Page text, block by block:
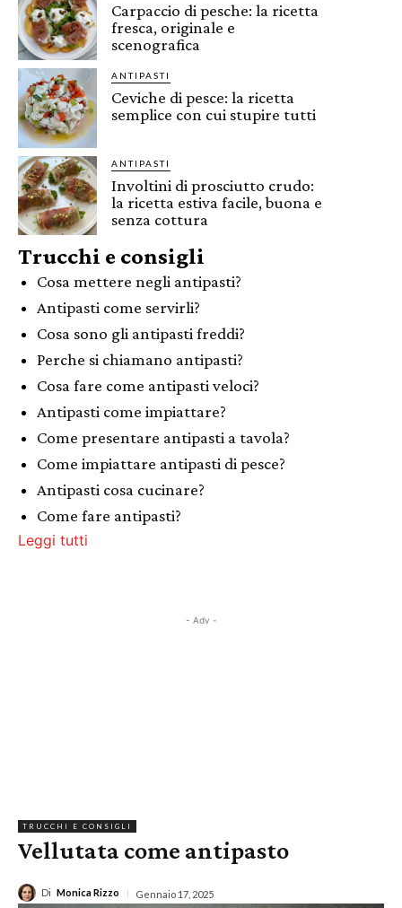
Carpaccio di pesche: la ricetta
fresca, originale e
scenografica
ANTIPASTI
Ceviche di pesce: la ricetta
semplice con cui stupire tutti
ANTIPASTI
Involtini di prosciutto crudo:
la ricetta estiva facile, buona e
senza cottura
Trucchi e consigli
Cosa mettere negli antipasti?
Antipasti come servirli?
Cosa sono gli antipasti freddi?
Perche si chiamano antipasti?
Cosa fare come antipasti veloci?
Antipasti come impiattare?
Come presentare antipasti a tavola?
Come impiattare antipasti di pesce?
Antipasti cosa cucinare?
Come fare antipasti?
Leggi tutti
- Adv -